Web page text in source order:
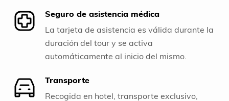
Seguro de asistencia médica
La tarjeta de asistencia es válida durante la
duración del tour y se activa
automáticamente al inicio del mismo.
Transporte
Recogida en hotel, transporte exclusivo,